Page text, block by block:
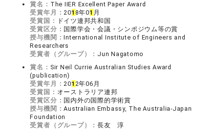
賞名： The IIER Excellent Paper Award
受賞年月：201 8年01 月
受賞国：
ドイツ連邦共和国
受賞区分： 国際学会・会議・シンポジウム等の賞
授与機関：International Institute of Engineers and
Researchers
受賞者（グループ）： Jun Nagatomo
賞名： Sir Neil Currie Australian Studies Award
(publication)
受賞年月：201 2年06月
受賞国： オーストラリア連邦
受賞区分： 国内外の国際的学術賞
授与機関：Australian Embassy, The Australia-Japan
Foundation
受賞者（グループ）：長友 淳